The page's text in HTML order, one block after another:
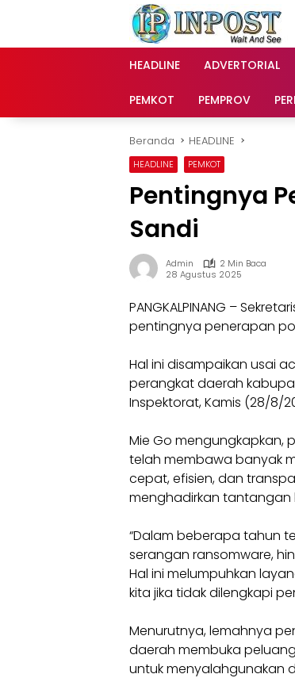
HEADLINE ADVERTORIAL
PEMKOT PEMPROV
Beranda HEADLINE
HEADLINE PEMKOT
Pentingnya
Sandi
Admin
2 Min Baca
28 Agustus 2025
PANGKALPINANG –
pentingnya penerapan
Hal ini disampaikan usai
perangkat daerah
Inspektorat, Kamis (28/8/
Mie Go mengungkapkan,
telah membawa banyak
cepat, efisien, dan
menghadirkan tantangan
“Dalam beberapa tahun
serangan ransomware,
Hal ini melumpuhkan
kita jika tidak dilengkapi
Menurutnya, lemahnya
daerah membuka
untuk menyalahgunakan